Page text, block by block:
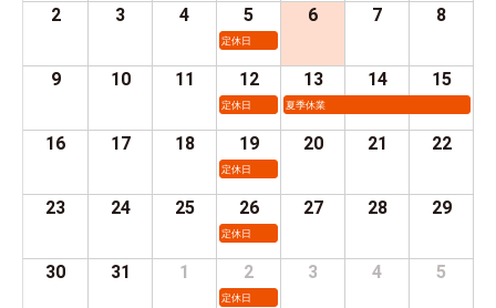
2 3 4 5
定休日
6 7 8
9 10 11 12
定休日
13
夏季休業
14 15
16 17 18 19
定休日
20 21 22
23 24 25 26
定休日
27 28 29
30 31 1 2
定休日
3 4 5